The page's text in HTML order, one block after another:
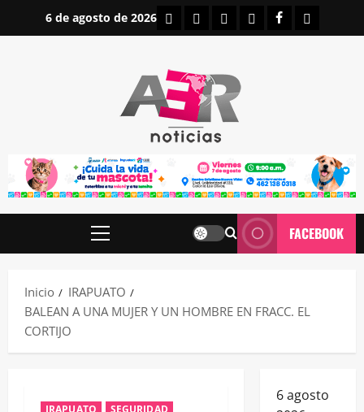
6 de agosto de 2026 INICIOIRAPUATO
ESTATALES
NACIONALES
FACEBOOK
Menú
FACEBOOK
Inicio
IRAPUATO
BALEAN A UNA MUJER Y UN HOMBRE EN FRACC. EL
CORTIJO
IRAPUATO SEGURIDAD
6 agosto